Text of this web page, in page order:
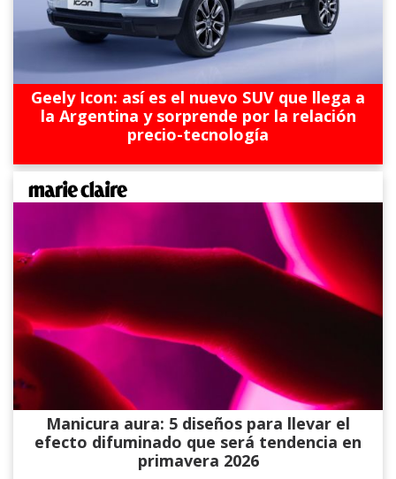
Geely Icon: así es el nuevo SUV que llega a
la Argentina y sorprende por la relación
precio-tecnología
Manicura aura: 5 diseños para llevar el
efecto difuminado que será tendencia en
primavera 2026